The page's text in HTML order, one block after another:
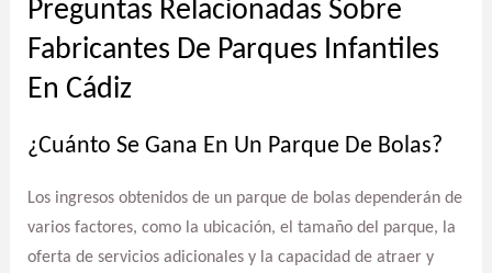
Preguntas Relacionadas Sobre
Fabricantes De Parques Infantiles
En Cádiz
¿Cuánto Se Gana En Un Parque De Bolas?
Los ingresos obtenidos de un parque de bolas dependerán de
varios factores, como la ubicación, el tamaño del parque, la
oferta de servicios adicionales y la capacidad de atraer y